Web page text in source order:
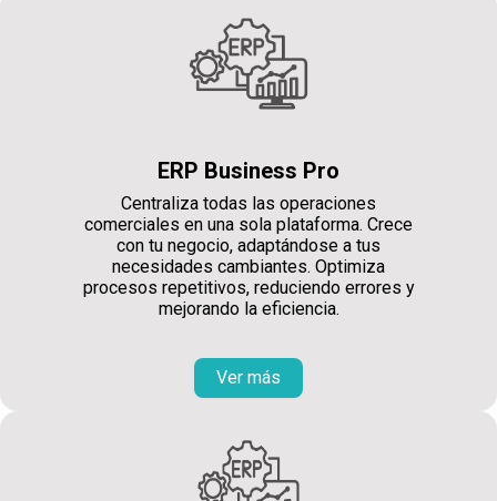
ERP Business Pro
Centraliza todas las operaciones
comerciales en una sola plataforma. Crece
con tu negocio, adaptándose a tus
necesidades cambiantes. Optimiza
procesos repetitivos, reduciendo errores y
mejorando la eficiencia.
Ver más